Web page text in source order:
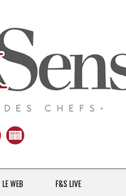
WEB F&S LIVE